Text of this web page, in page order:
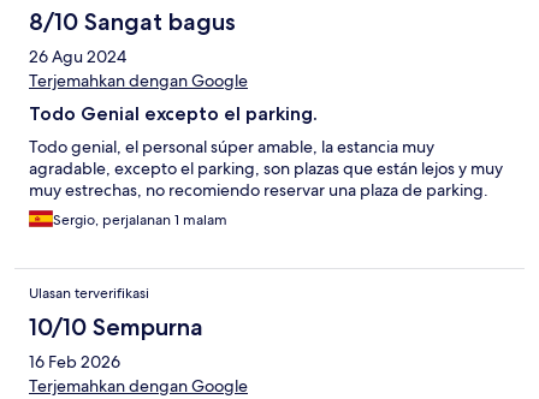
8/10 Sangat bagus
26 Agu 2024
Terjemahkan dengan Google
Todo Genial excepto el parking.
Todo genial, el personal súper amable, la estancia muy
agradable, excepto el parking, son plazas que están lejos y muy
muy estrechas, no recomiendo reservar una plaza de parking.
Sergio, perjalanan 1 malam
Ulasan terverifikasi
10/10 Sempurna
16 Feb 2026
Terjemahkan dengan Google